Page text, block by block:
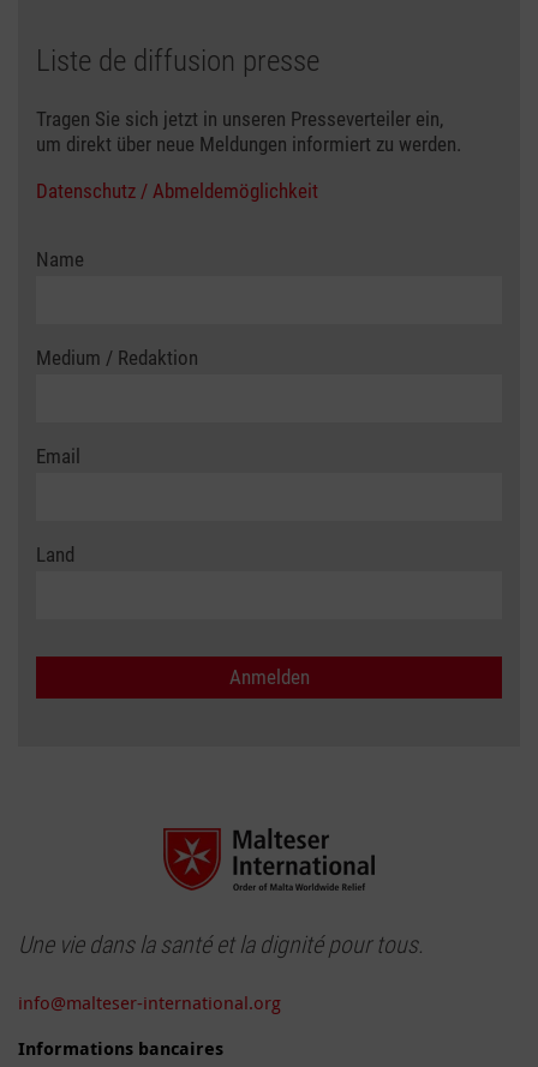
Liste de diffusion presse
Tragen Sie sich jetzt in unseren Presseverteiler ein,
um direkt über neue Meldungen informiert zu werden.
Datenschutz / Abmeldemöglichkeit
Name
Medium / Redaktion
Email
Land
Une vie dans la santé et la dignité pour tous.
info@malteser-international.org
Informations bancaires